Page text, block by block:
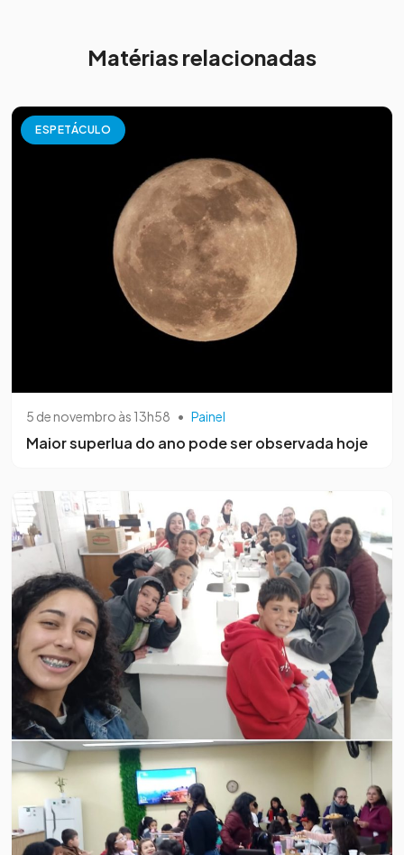
Matérias relacionadas
ESPETÁCULO
5 de novembro às 13h58 • Painel
Maior superlua do ano pode ser observada hoje